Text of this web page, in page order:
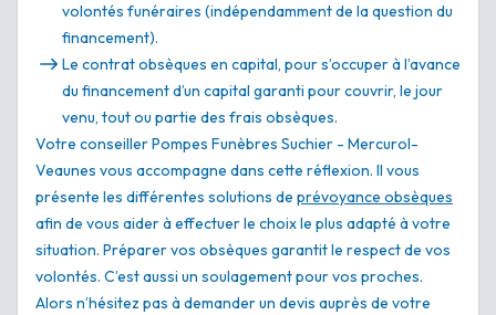
volontés funéraires (indépendamment de la question du
financement).
Le contrat obsèques en capital, pour s’occuper à l’avance
du financement d’un capital garanti pour couvrir, le jour
venu, tout ou partie des frais obsèques.
Votre conseiller Pompes Funèbres Suchier - Mercurol-
Veaunes vous accompagne dans cette réflexion. Il vous
présente les différentes solutions de prévoyance obsèques
afin de vous aider à effectuer le choix le plus adapté à votre
situation. Préparer vos obsèques garantit le respect de vos
volontés. C’est aussi un soulagement pour vos proches.
Alors n’hésitez pas à demander un devis auprès de votre